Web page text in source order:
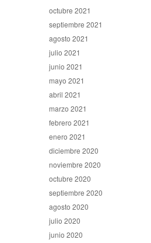
octubre 2021
septiembre 2021
agosto 2021
julio 2021
junio 2021
mayo 2021
abril 2021
marzo 2021
febrero 2021
enero 2021
diciembre 2020
noviembre 2020
octubre 2020
septiembre 2020
agosto 2020
julio 2020
junio 2020